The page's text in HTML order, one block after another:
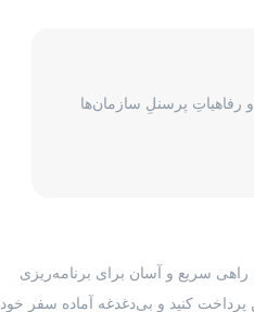
پرسنلِ سازمان‌ها
راهی سریع و آسان برای برنامه‌ریزی
پرداخت کنید و بی‌دغدغه آماده سفر خود